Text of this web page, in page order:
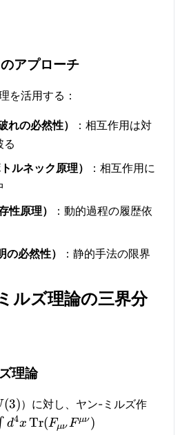
アプローチ
を活用する：
れの必然性）
：相互作用は対
る
ルネック原理）
：相互作用に
性原理）
：動的過程の履歴依
の必然性）
：静的手法の限界
ルズ理論の三界分
理論
(3)）に対し、ヤン-ミルズ作
d4x Tr(Fμν F μν )